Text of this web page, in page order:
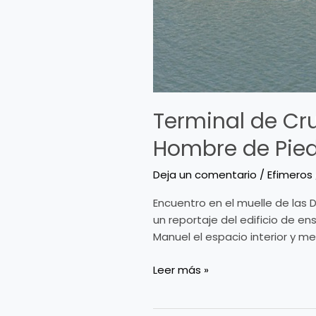
Terminal de
Hombre de
Deja un comentario / Efimeros
Encuentro en el muelle de las
un reportaje del edificio de
Manuel el espacio interior y
Leer más »